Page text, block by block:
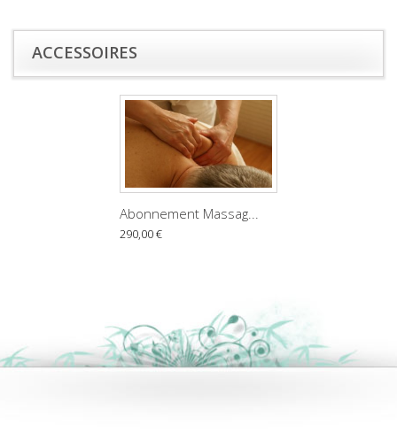
ACCESSOIRES
Abonnement Massag...
290,00 €